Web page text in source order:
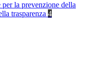
la prevenzione della
trasparenza 4